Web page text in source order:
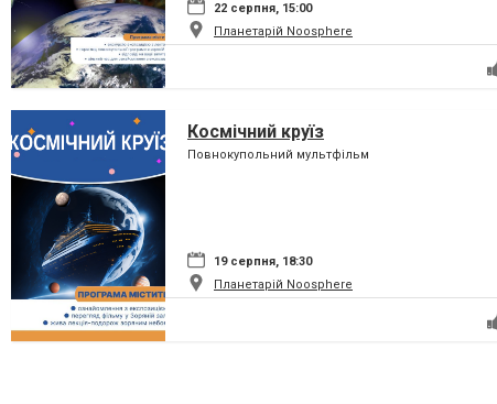
22 серпня, 15:00
Планетарій Noosphere
Космічний круїз
Повнокупольний мультфільм
19 серпня, 18:30
Планетарій Noosphere